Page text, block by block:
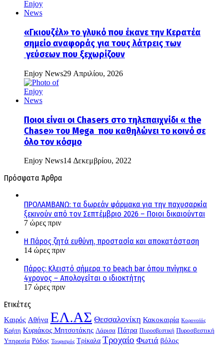
«Γκιουζέλ» το γλυκό που έκανε την Κερατέα
σημείο αναφοράς για τους λάτρεις των
γεύσεων που ξεχωρίζουν
Enjoy News29 Απριλίου, 2026
Ποιοι είναι οι Chasers στο τηλεπαιχνίδι « the
Chase» του Mega που καθηλώνει το κοινό σε
όλο τον κόσμο
Enjoy News14 Δεκεμβρίου, 2022
Πρόσφατα Άρθρα
ΠΡΟΛΑΜΒΑΝΩ: τα δωρεάν φάρμακα για την παχυσαρκία
ξεκινούν από τον Σεπτέμβριο 2026 – Ποιοι δικαιούνται
7 ώρες πριν
Η Πάρος ζητά ευθύνη, προστασία και αποκατάσταση
14 ώρες πριν
Πάρος: Κλειστό σήμερα το beach bar όπου πνίγηκε ο
4χρονος – Απολογείται ο ιδιοκτήτης
17 ώρες πριν
Ετικέτες
Kαιρός Αθήνα ΕΛ.ΑΣ Θεσσαλονίκη Κακοκαιρία Κορονοϊός
Κρήτη Κυριάκος Μητσοτάκης Λάρισα Πάτρα Πυροσβεστική Πυροσβεστική
Υπηρεσία Ρόδος Τουρισμός Τρίκαλα Τροχαίο Φωτιά βόλος